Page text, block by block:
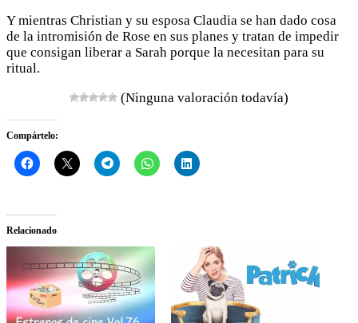
Y mientras Christian y su esposa Claudia se han dado cosa
de la intromisión de Rose en sus planes y tratan de impedir
que consigan liberar a Sarah porque la necesitan para su
ritual.
(Ninguna valoración todavía)
Compártelo:
Relacionado